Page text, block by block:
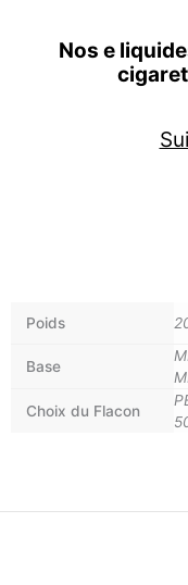
Nos e
Poids
Base
Choix du Flacon